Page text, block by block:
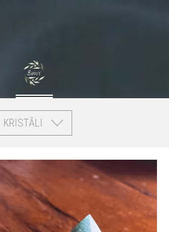
KRISTĀLI